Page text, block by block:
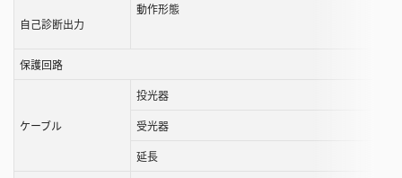
動作形態
自己診断出力
保護回路
ケーブル
投光器
受光器
延長